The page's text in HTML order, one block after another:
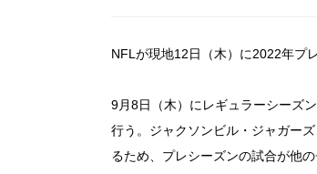
NFLが現地12日（木）に2022年プ
9月8日（木）にレギュラーシーズ
行う。ジャクソンビル・ジャガー
るため、プレシーズンの試合が他の